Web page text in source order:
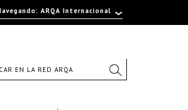
ARQA Internacional